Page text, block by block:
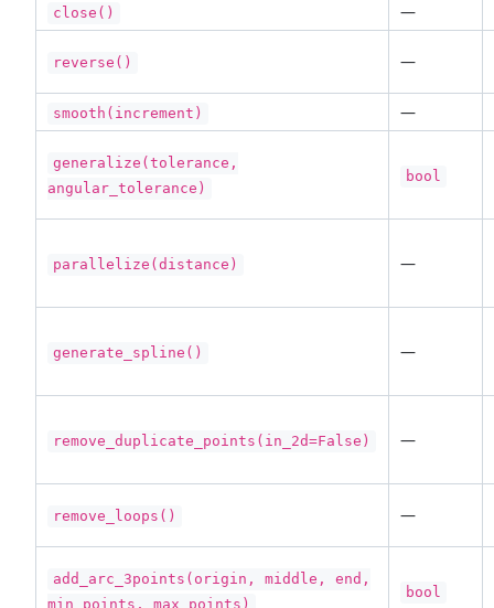
close() —
reverse() —
smooth(increment) —
generalize(tolerance,
angular_tolerance)
bool
parallelize(distance) —
generate_spline() —
remove_duplicate_points(in_2d=False) —
remove_loops() —
add_arc_3points(origin, middle, end,
min_points, max_points)
bool